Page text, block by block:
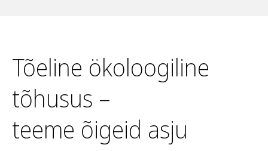
Tõeline ökoloogiline
tõhusus –
teeme õigeid asju